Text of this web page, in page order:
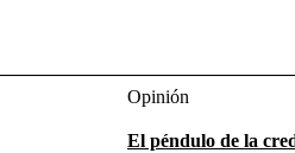
Opinión
El péndulo de la